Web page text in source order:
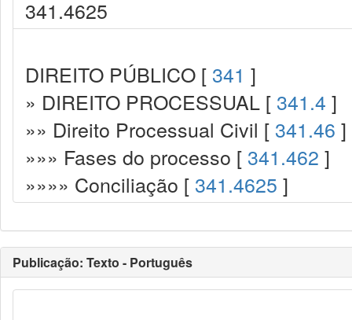
341.4625
DIREITO PÚBLICO [ 341 ]
» DIREITO PROCESSUAL [ 341.4 ]
»» Direito Processual Civil [ 341.46 ]
»»» Fases do processo [ 341.462 ]
»»»» Conciliação [ 341.4625 ]
Publicação: Texto - Português